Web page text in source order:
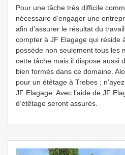
Pour une tâche très difficile
nécessaire d’engager une
afin d’assurer le résultat du
compter à JF Elagage qui réside
possède non seulement tous les
cette tâche mais il dispose aussi
bien formés dans ce domaine.
pour un étêtage à Trebes ;
JF Elagage. Avec l’aide de JF
d’étêtage seront assurés.